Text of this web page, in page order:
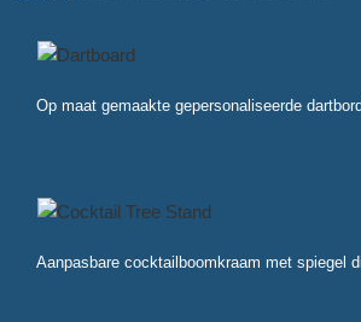
Op maat gemaakte gepersonaliseerde dartbord
Aanpasbare cocktailboomkraam met spiegel